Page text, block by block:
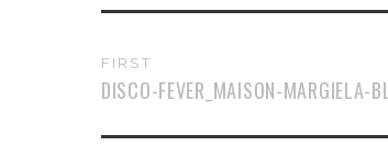
FIRST
DISCO-FEVER_MAISON-MARGIELA-